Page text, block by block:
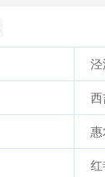
泾
西
惠
红